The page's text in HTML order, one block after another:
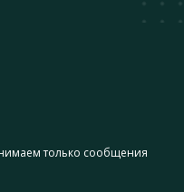
только сообщения